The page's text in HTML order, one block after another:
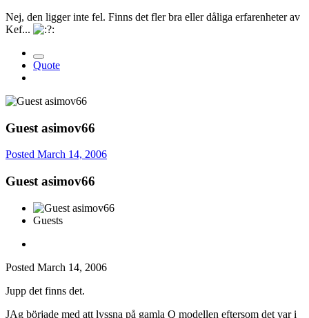
Nej, den ligger inte fel. Finns det fler bra eller dåliga erfarenheter av
Kef...
Quote
Guest asimov66
Posted March 14, 2006
Guest asimov66
Guests
Posted March 14, 2006
Jupp det finns det.
JAg började med att lyssna på gamla Q modellen eftersom det var i